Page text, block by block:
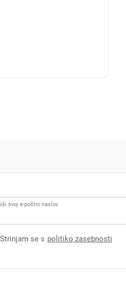
svoj e-poštni naslov
Strinjam se s politiko zasebnosti